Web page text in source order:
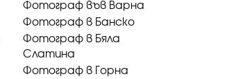
Фотограф във Варна
Фотограф в Банско
Фотограф в Бяла
Слатина
Фотограф в Горна